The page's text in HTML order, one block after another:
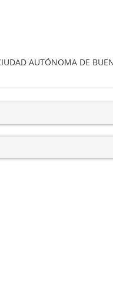
AUTÓNOMA DE